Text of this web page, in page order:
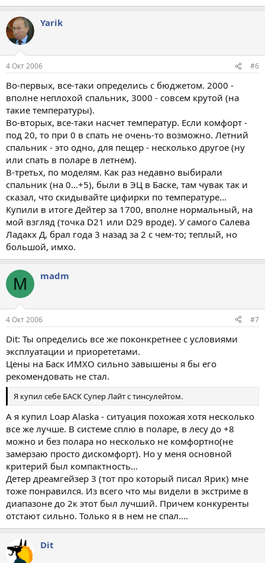
Yarik
4 Окт 2006 #6
Во-первых, все-таки определись с бюджетом. 2000 -
вполне неплохой спальник, 3000 - совсем крутой (на
такие температуры).
Во-вторых, все-таки насчет температур. Если комфорт -
под 20, то при 0 в спать не очень-то возможно. Летний
спальник - это одно, для пещер - несколько другое (ну
или спать в поларе в летнем).
В-третьх, по моделям. Как раз недавно выбирали
спальник (на 0...+5), были в ЭЦ в Баске, там чувак так и
сказал, что скидывайте цифирки по температуре...
Купили в итоге Дейтер за 1700, вполне нормальный, на
мой взгляд (точка D21 или D29 вроде). У самого Салева
Ладакх Д, брал года 3 назад за 2 с чем-то; теплый, но
большой, имхо.
M madm
4 Окт 2006 #7
Dit: Ты определись все же поконкретнее с условиями
эксплуатации и приорететами.
Цены на Баск ИМХО сильно завышены я бы его
рекомендовать не стал.
Я купил себе БАСК Супер Лайт с тинсулейтом.
А я купил Loap Alaska - ситуация похожая хотя несколько
все же лучше. В системе сплю в поларе, в лесу до +8
можно и без полара но несколько не комфортно(не
замерзаю просто дискомфорт). Но у меня основной
критерий был компактность...
Детер дреамгейзер 3 (тот про который писал Ярик) мне
тоже понравился. Из всего что мы видели в экстриме в
диапазоне до 2к этот был лучший. Причем конкуренты
отстают сильно. Только я в нем не спал....
Dit